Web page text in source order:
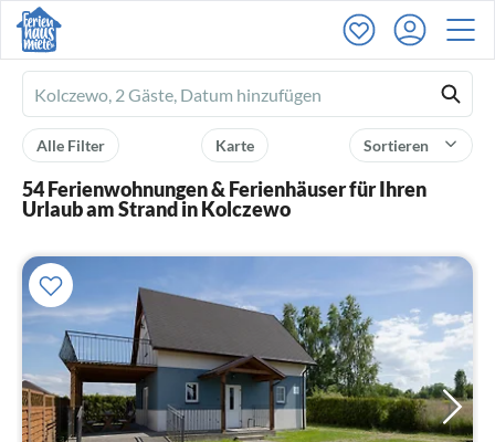
Ferienhausmiete
logo
Sortieren
Karte
Alle Filter
54 Ferienwohnungen & Ferienhäuser für Ihren
Urlaub am Strand in Kolczewo